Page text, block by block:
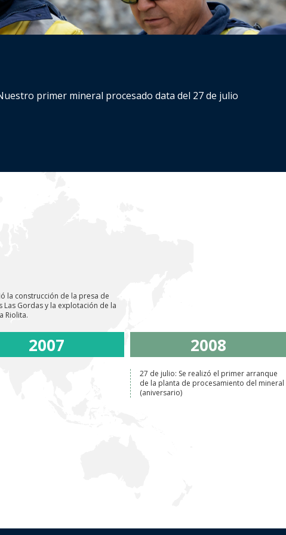
primer mineral procesado data del 27 de julio
2007
la construcción de la presa de
Las Gordas y la explotación de la
Riolita.
2008
27 de julio: Se realizó el primer arranque
de la planta de procesamiento del mineral
(aniversario)